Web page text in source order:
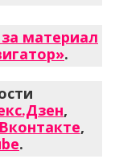
материал
.
,
Вконтакте,
.